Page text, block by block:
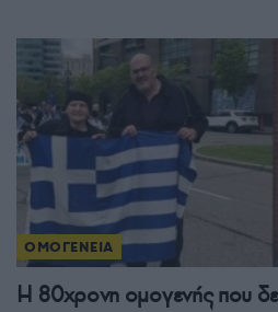
ΟΜΟΓΕΝΕΙΑ
Η 80χρονη ομογενής που